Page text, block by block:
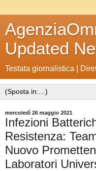
Updated
Testata giornalistica |
mercoledì 26 maggio 2021
Infezioni
Resistenza:
Nuovo
Laboratori